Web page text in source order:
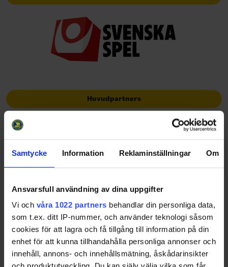
Samtycke Information Reklaminställningar Om
Ansvarsfull användning av dina uppgifter
Vi och våra 1022 partners behandlar din personliga data,
som t.ex. ditt IP-nummer, och använder teknologi såsom
cookies för att lagra och få tillgång till information på din
enhet för att kunna tillhandahålla personliga annonser och
innehåll, annons- och innehållsmätning, åskådarinsikter
Huvudpartners
Officiella partners